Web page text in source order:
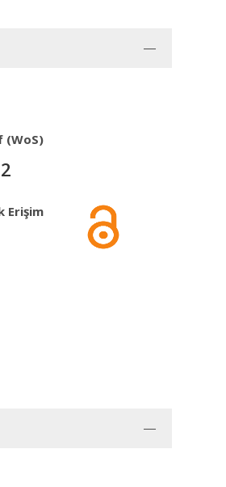
(WoS)
Erişim